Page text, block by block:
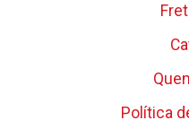
Política